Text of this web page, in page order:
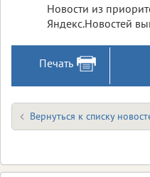
Новости из
Яндекс.Новостей
Печать
Вернуться к списку